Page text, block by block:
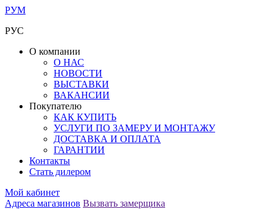
РУМ
РУС
О компании
О НАС
НОВОСТИ
ВЫСТАВКИ
ВАКАНСИИ
Покупателю
КАК КУПИТЬ
УСЛУГИ ПО ЗАМЕРУ И МОНТАЖУ
ДОСТАВКА И ОПЛАТА
ГАРАНТИИ
Контакты
Стать дилером
Мой кабинет
Адреса магазинов Вызвать замерщика